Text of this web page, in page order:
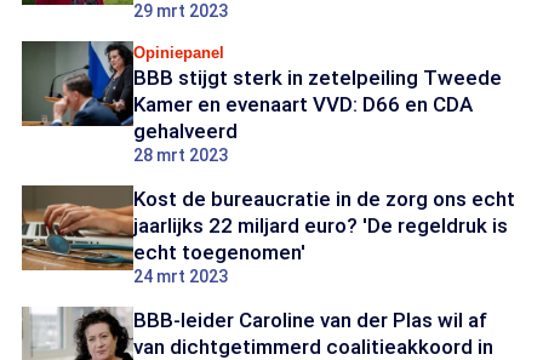
29 mrt 2023
Opiniepanel
BBB stijgt sterk in zetelpeiling Tweede
Kamer en evenaart VVD: D66 en CDA
gehalveerd
28 mrt 2023
Kost de bureaucratie in de zorg ons echt
jaarlijks 22 miljard euro? 'De regeldruk is
echt toegenomen'
24 mrt 2023
BBB-leider Caroline van der Plas wil af
van dichtgetimmerd coalitieakkoord in